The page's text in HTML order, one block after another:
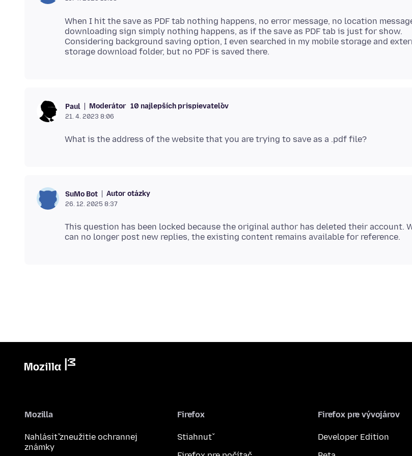
When I hit the save as PDF tab nothing happens, no error message, no location
downloading sign simply nothing happens, as if the save as PDF tab is just for show.
Considering background saving option, I even searched in my mobile storage and
Paul Moderátor 10 najlepších prispievateľov
21. 4. 2023 8:06
SuMo Bot Autor otázky
26. 12. 2025 8:37
This question has been locked because the original author has deleted their account.
Mozilla
Nahlásiť zneužitie ochrannej
známky
Firefox
Stiahnuť
Firefox pre vývojárov
Developer Edition